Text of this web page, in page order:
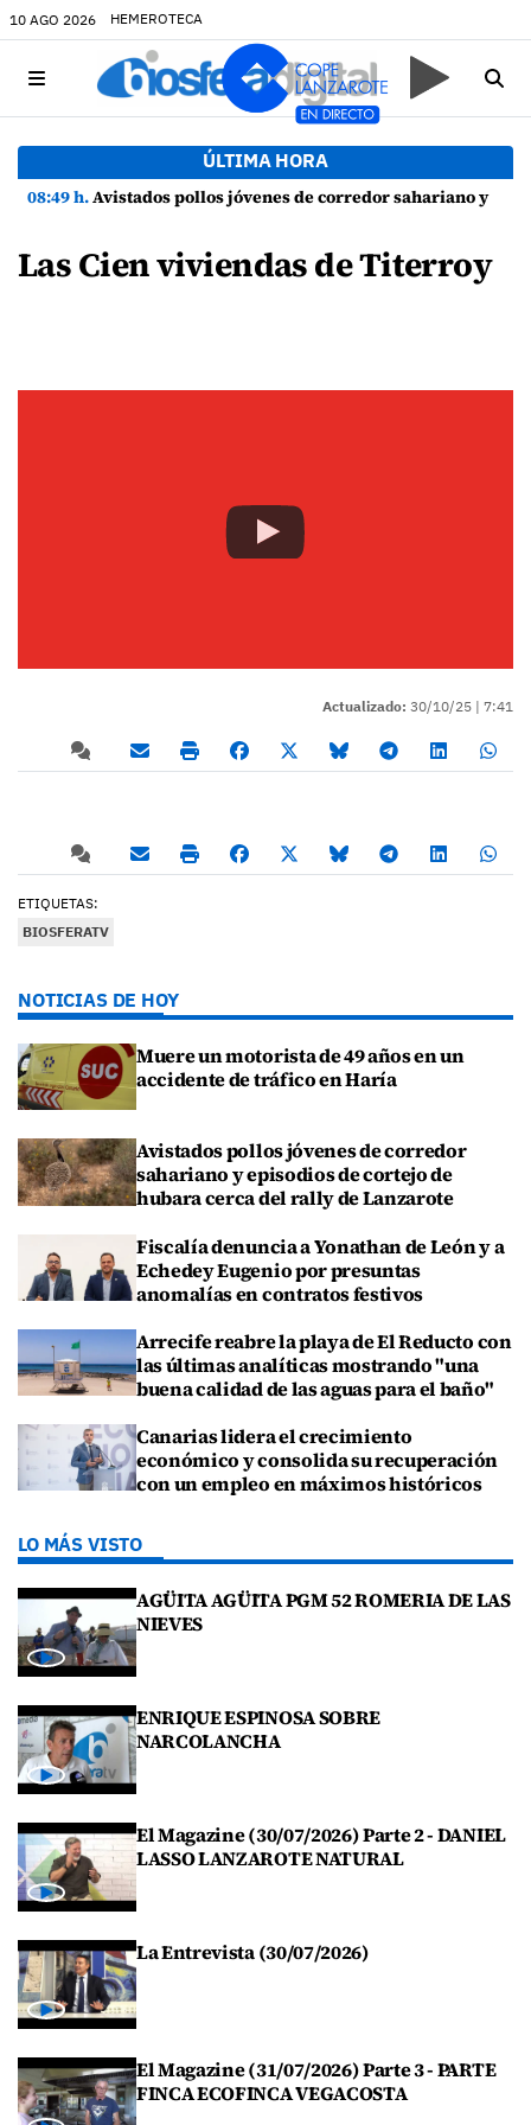
10 AGO 2026 HEMEROTECA
ÚLTIMA HORA
08:49 h.Avistados pollos jóvenes de corredor sahariano y episodios de cortejo de hubara cerca del rally de Lanzarote
Las Cien viviendas de Titerroy
Actualizado: 30/10/25 | 7:41
ETIQUETAS:
BIOSFERATV
NOTICIAS DE HOY
Muere un motorista de 49 años en un
accidente de tráfico en Haría
Avistados pollos jóvenes de corredor
sahariano y episodios de cortejo de
hubara cerca del rally de Lanzarote
Fiscalía denuncia a Yonathan de León y a
Echedey Eugenio por presuntas
anomalías en contratos festivos
Arrecife reabre la playa de El Reducto con
las últimas analíticas mostrando "una
buena calidad de las aguas para el baño"
Canarias lidera el crecimiento
económico y consolida su recuperación
con un empleo en máximos históricos
LO MÁS VISTO
AGÜITA AGÜITA PGM 52 ROMERIA DE LAS
NIEVES
ENRIQUE ESPINOSA SOBRE
NARCOLANCHA
El Magazine (30/07/2026) Parte 2 - DANIEL
LASSO LANZAROTE NATURAL
La Entrevista (30/07/2026)
El Magazine (31/07/2026) Parte 3 - PARTE
FINCA ECOFINCA VEGACOSTA